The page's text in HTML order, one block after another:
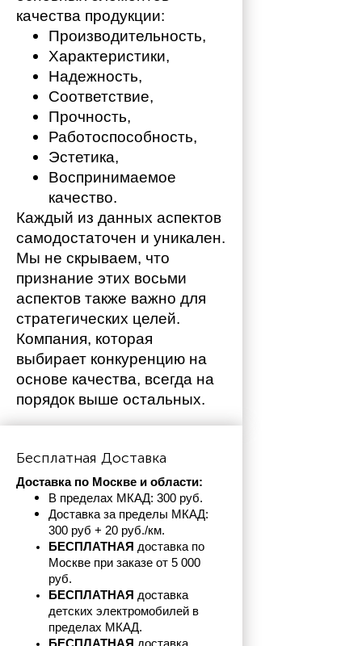
качества продукции:
Производительность,
Характеристики,
Надежность,
Соответствие,
Прочность,
Работоспособность,
Эстетика,
Воспринимаемое
качество.
Каждый из данных аспектов
самодостаточен и уникален.
Мы не скрываем, что
признание этих восьми
аспектов также важно для
стратегических целей.
Компания, которая
выбирает конкуренцию на
основе качества, всегда на
порядок выше остальных.
Бесплатная Доставка
Доставка по Москве и области:
В пределах МКАД: 300 руб.
Доставка за пределы МКАД:
300 руб + 20 руб./км.
БЕСПЛАТНАЯ доставка по
Москве при заказе от 5 000
руб.
БЕСПЛАТНАЯ доставка
детских электромобилей в
пределах МКАД.